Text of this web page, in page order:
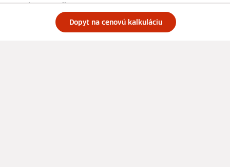
Dopyt na cenovú kalkuláciu
viessmann.live